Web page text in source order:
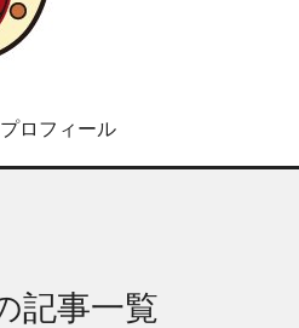
プロフィール
記事一覧